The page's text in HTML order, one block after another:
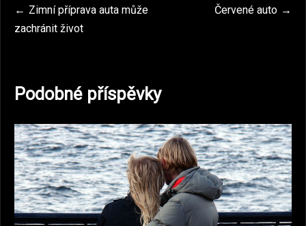
Navigace
pro
Zimní příprava auta může
zachránit život
Červené auto
Podobné příspěvky